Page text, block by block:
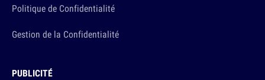
Politique de Confidentialité
Gestion de la Confidentialité
PUBLICITÉ